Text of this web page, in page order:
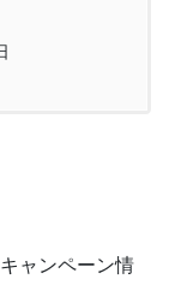
ャンペーン情